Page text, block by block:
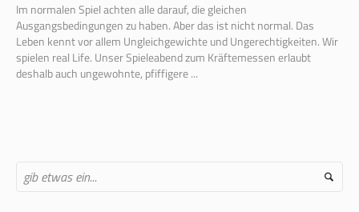
Im normalen Spiel achten alle darauf, die gleichen
Ausgangsbedingungen zu haben. Aber das ist nicht normal. Das
Leben kennt vor allem Ungleichgewichte und Ungerechtigkeiten. Wir
spielen real Life. Unser Spieleabend zum Kräftemessen erlaubt
deshalb auch ungewohnte, pfiffigere ...